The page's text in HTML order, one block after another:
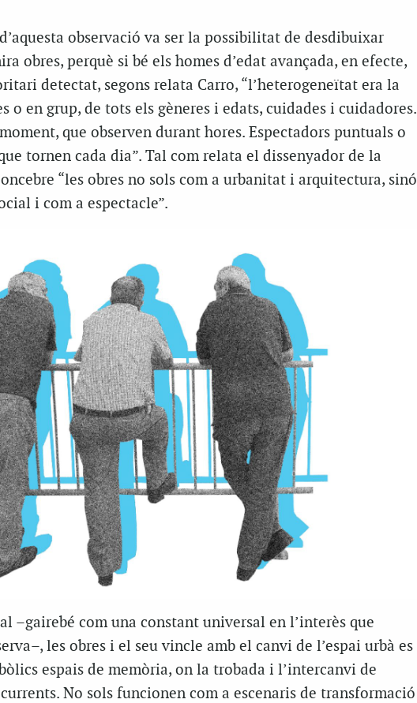
observació va ser la possibilitat de desdibuixar
obres, perquè si bé els homes d’edat avançada, en efecte,
detectat, segons relata Carro, “l’heterogeneïtat era la
o en grup, de tots els gèneres i edats, cuidades i cuidadores.
que observen durant hores. Espectadors puntuals o
tornen cada dia”. Tal com relata el dissenyador de la
“les obres no sols com a urbanitat i arquitectura, sinó
i com a espectacle”.
–gairebé com una constant universal en l’interès que
les obres i el seu vincle amb el canvi de l’espai urbà es
espais de memòria, on la trobada i l’intercanvi de
No sols funcionen com a escenaris de transformació